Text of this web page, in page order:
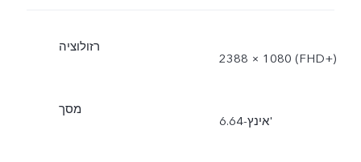
רזולוציה
2388 × 1080 (FHD+)
מסך
6.64-אינץ'